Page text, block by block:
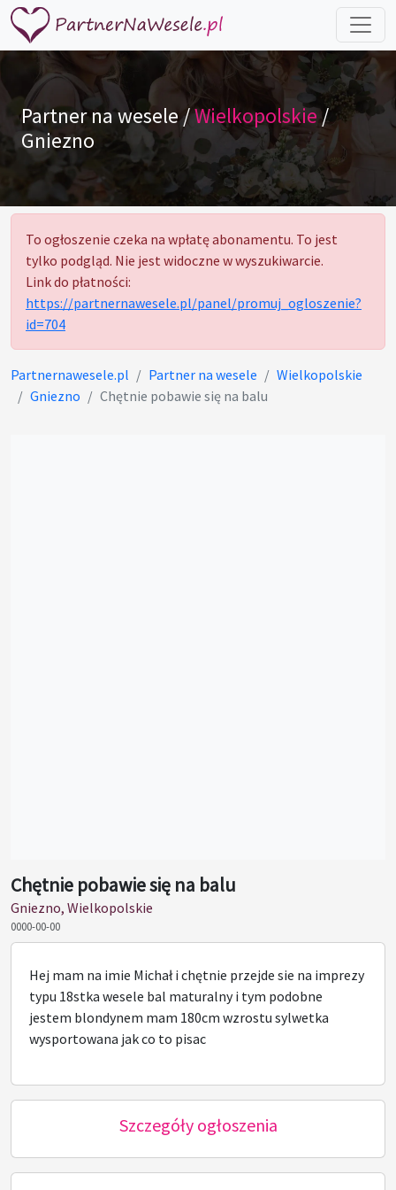
Partner na wesele /Wielkopolskie/
Gniezno
To ogłoszenie czeka na wpłatę abonamentu. To jest
tylko podgląd. Nie jest widoczne w wyszukiwarcie.
Link do płatności:
https://partnernawesele.pl/panel/promuj_ogloszenie?
id=704
Partnernawesele.pl Partner na wesele
Wielkopolskie
Gniezno
Chętnie pobawie się na balu
Chętnie pobawie się na balu
Gniezno, Wielkopolskie
0000-00-00
Hej mam na imie Michał i chętnie przejde sie na imprezy
typu 18stka wesele bal maturalny i tym podobne
jestem blondynem mam 180cm wzrostu sylwetka
wysportowana jak co to pisac
Szczegóły ogłoszenia